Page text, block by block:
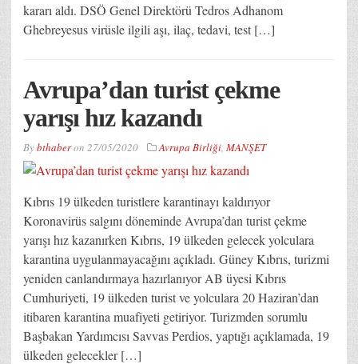
kararı aldı. DSÖ Genel Direktörü Tedros Adhanom
Ghebreyesus virüsle ilgili aşı, ilaç, tedavi, test […]
Avrupa’dan turist çekme
yarışı hız kazandı
Bybthaberon 27/05/2020 Avrupa Birliği, MANŞET
Kıbrıs 19 ülkeden turistlere karantinayı kaldırıyor
Koronavirüs salgını döneminde Avrupa’dan turist çekme
yarışı hız kazanırken Kıbrıs, 19 ülkeden gelecek yolculara
karantina uygulanmayacağını açıkladı. Güney Kıbrıs, turizmi
yeniden canlandırmaya hazırlanıyor AB üyesi Kıbrıs
Cumhuriyeti, 19 ülkeden turist ve yolculara 20 Haziran’dan
itibaren karantina muafiyeti getiriyor. Turizmden sorumlu
Başbakan Yardımcısı Savvas Perdios, yaptığı açıklamada, 19
ülkeden gelecekler […]